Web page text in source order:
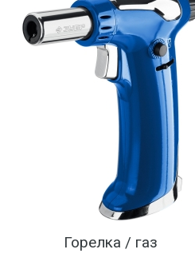
Горелка / газ